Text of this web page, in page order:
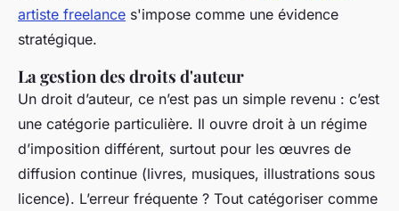
artiste freelance s'impose comme une évidence
stratégique.
La gestion des droits d'auteur
Un droit d’auteur, ce n’est pas un simple revenu : c’est
une catégorie particulière. Il ouvre droit à un régime
d’imposition différent, surtout pour les œuvres de
diffusion continue (livres, musiques, illustrations sous
licence). L’erreur fréquente ? Tout catégoriser comme